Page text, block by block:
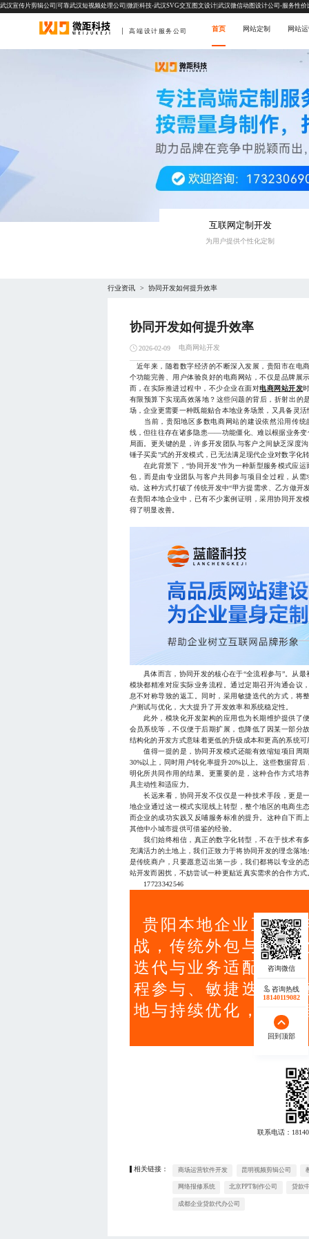
武汉宣传片剪辑公司|可靠武汉短视频处理公司|微距科技-武汉SVG交互图文设计|武汉微信动图设计公司-服务性价
高端设计服务公司 首页 网站定制 网站
互联网定制开发
为用户提供个性化定制
行业资讯 > 协同开发如何提升效率
协同开发如何提升效率
2026-02-09 电商网站开发
近年来，随着数字经济的不断深入发展，贵阳市在电
个功能完善、用户体验良好的电商网站，不仅是品牌展
而，在实际推进过程中，不少企业在面对电商网站开发
有限预算下实现高效落地？这些问题的背后，折射出的
场，企业更需要一种既能贴合本地业务场景，又具备灵
当前，贵阳地区多数电商网站的建设依然沿用传统
线，但往往存在诸多隐患——功能僵化、难以根据业务变
局面。更关键的是，许多开发团队与客户之间缺乏深度
锤子买卖”式的开发模式，已无法满足现代企业对数字化
在此背景下，“协同开发”作为一种新型服务模式应运
包，而是由专业团队与客户共同参与项目全过程，从
动。这种方式打破了传统开发中“甲方提需求、乙方做开
在贵阳本地企业中，已有不少案例证明，采用协同开发
得了明显改善。
具体而言，协同开发的核心在于“全流程参与”。从最
模块都精准对应实际业务流程。通过定期召开沟通会议
息不对称导致的返工。同时，采用敏捷迭代的方式，将
户测试与优化，大大提升了开发效率和系统稳定性。
此外，模块化开发架构的应用也为长期维护提供了
会员系统等，不仅便于后期扩展，也降低了因某一部分
结构化的开发方式意味着更低的升级成本和更高的系统
值得一提的是，协同开发模式还能有效缩短项目周
30%以上，同时用户转化率提升20%以上。这些数据背
明化所共同作用的结果。更重要的是，这种合作方式培
具主动性和适应力。
长远来看，协同开发不仅仅是一种技术手段，更是
地企业通过这一模式实现线上转型，整个地区的电商生
而企业的成功实践又反哺服务标准的提升。这种自下而
其他中小城市提供可借鉴的经验。
我们始终相信，真正的数字化转型，不在于技术有
充满活力的土地上，我们正致力于将协同开发的理念落
是传统商户，只要愿意迈出第一步，我们都将以专业的
站开发而困扰，不妨尝试一种更贴近真实需求的合作方式
17723342546
贵阳本地企业正面
战，传统外包与模板
迭代与业务适配需求
程参与、敏捷迭代与
地与持续优化，显著
联系电话：
相关链接： 商场运营软件开发 昆明视频剪辑公司
网络报修系统 北京PPT制作公司 贷款
成都企业贷款代办公司
咨询热线
18140119082
回到顶部